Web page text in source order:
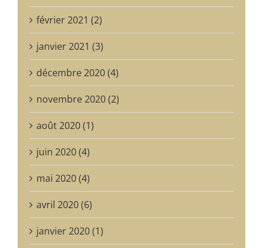
février 2021 (2)
janvier 2021 (3)
décembre 2020 (4)
novembre 2020 (2)
août 2020 (1)
juin 2020 (4)
mai 2020 (4)
avril 2020 (6)
janvier 2020 (1)